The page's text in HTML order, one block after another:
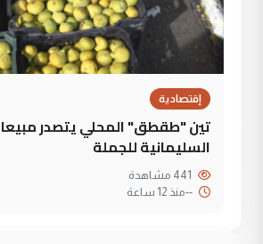
إقتصادية
تين "طقطق" المحلي يتصدر
السليمانية للجملة
--منذ 12 ساعة